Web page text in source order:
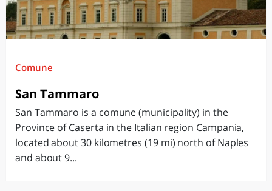
Comune
San Tammaro
San Tammaro is a comune (municipality) in the
Province of Caserta in the Italian region Campania,
located about 30 kilometres (19 mi) north of Naples
and about 9...